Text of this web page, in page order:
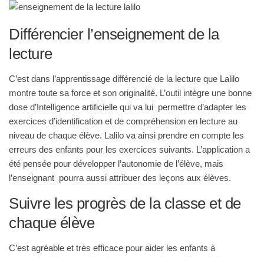
Différencier l’enseignement de la
lecture
C’est dans l’apprentissage différencié de la lecture que Lalilo
montre toute sa force et son originalité. L’outil intègre une bonne
dose d’Intelligence artificielle qui va lui permettre d’adapter les
exercices d’identification et de compréhension en lecture au
niveau de chaque élève. Lalilo va ainsi prendre en compte les
erreurs des enfants pour les exercices suivants. L’application a
été pensée pour développer l’autonomie de l’élève, mais
l’enseignant pourra aussi attribuer des leçons aux élèves.
Suivre les progrès de la classe et de
chaque élève
C’est agréable et très efficace pour aider les enfants à